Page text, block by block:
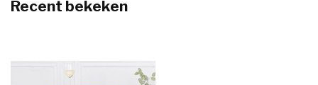
Recent bekeken